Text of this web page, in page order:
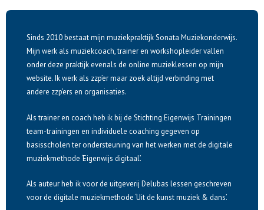
Sinds 2010 bestaat mijn muziekpraktijk Sonata Muziekonderwijs.
Mijn werk als muziekcoach, trainer en workshopleider vallen
onder deze praktijk evenals de online muzieklessen op mijn
website. Ik werk als zzp’er maar zoek altijd verbinding met
andere zzp’ers en organisaties.
Als trainer en coach heb ik bij de Stichting Eigenwijs Trainingen
team-trainingen en individuele coaching gegeven op
basisscholen ter ondersteuning van het werken met de digitale
muziekmethode ‘Eigenwijs digitaal’.
Als auteur heb ik voor de uitgeverij Delubas lessen geschreven
voor de digitale muziekmethode ‘Uit de kunst muziek & dans’.